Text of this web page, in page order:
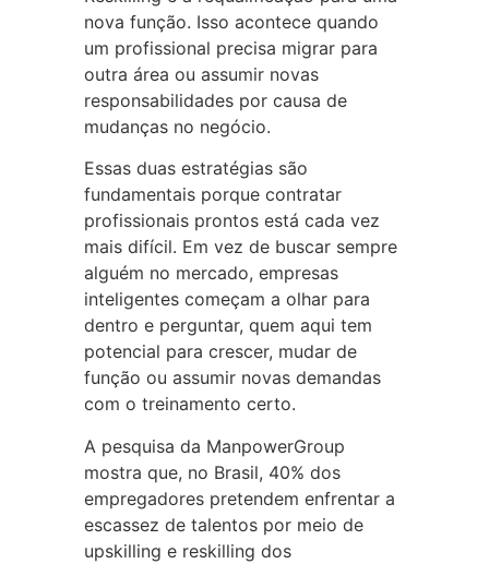
nova função. Isso acontece quando
um profissional precisa migrar para
outra área ou assumir novas
responsabilidades por causa de
mudanças no negócio.
Essas duas estratégias são
fundamentais porque contratar
profissionais prontos está cada vez
mais difícil. Em vez de buscar sempre
alguém no mercado, empresas
inteligentes começam a olhar para
dentro e perguntar, quem aqui tem
potencial para crescer, mudar de
função ou assumir novas demandas
com o treinamento certo.
A pesquisa da ManpowerGroup
mostra que, no Brasil, 40% dos
empregadores pretendem enfrentar a
escassez de talentos por meio de
upskilling e reskilling dos